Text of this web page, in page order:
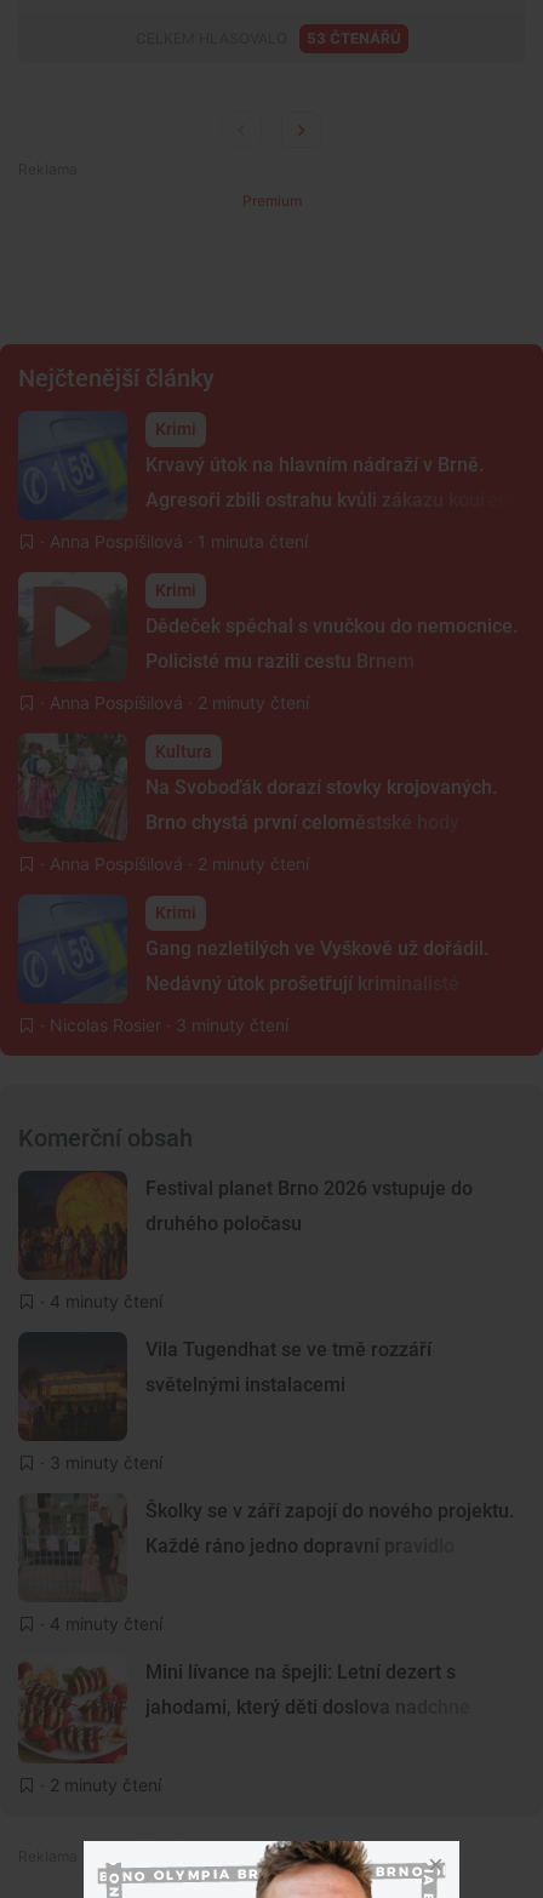
53 ČTENÁŘŮ
Premium
Nejčtenější články
Krimi
Krvavý útok na hlavním nádraží v Brně.
Agresoři zbili ostrahu kvůli zákazu kouření
· Anna Pospíšilová · 1 minuta čtení
Krimi
Dědeček spěchal s vnučkou do nemocnice.
Policisté mu razili cestu Brnem
· Anna Pospíšilová · 2 minuty čtení
Kultura
Na Svoboďák dorazí stovky krojovaných.
Brno chystá první celoměstské hody
· Anna Pospíšilová · 2 minuty čtení
Krimi
Gang nezletilých ve Vyškově už dořádil.
Nedávný útok prošetřují kriminalisté
· Nicolas Rosier · 3 minuty čtení
Komerční obsah
Festival planet Brno 2026 vstupuje do
druhého poločasu
· 4 minuty čtení
Vila Tugendhat se ve tmě rozzáří
světelnými instalacemi
· 3 minuty čtení
Školky se v září zapojí do nového projektu.
Každé ráno jedno dopravní pravidlo
· 4 minuty čtení
Mini lívance na špejli: Letní dezert s
jahodami, který děti doslova nadchne
· 2 minuty čtení
Premium